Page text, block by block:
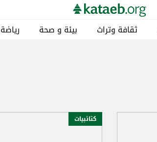
ثقافة وتراث بيئة و صحة رياضة
كتائبيات